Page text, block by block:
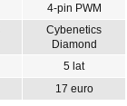
4-pin PWM
Cybenetics
Diamond
5 lat
17 euro